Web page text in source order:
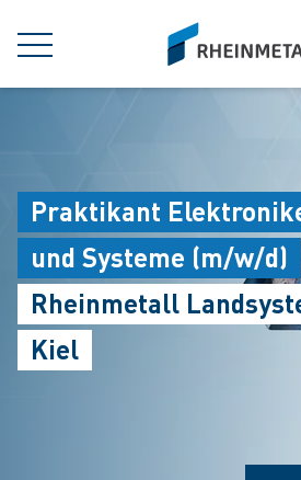
MENÜ
siteLogo
Praktikant
und Systeme (m/w/d)
Rheinmetall
Kiel